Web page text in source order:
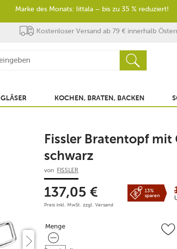
Kostenloser Versand ab 79 € innerhalb
GLÄSER KOCHEN, BRATEN, BACKEN
Fissler Bratentopf mit
schwarz
von FISSLER
137,05 €
Preis inkl. MwSt. zzgl. Versand
13%
sparen
Menge
Menge
Marke des Monats: Iittala – bis zu 35 % reduziert!